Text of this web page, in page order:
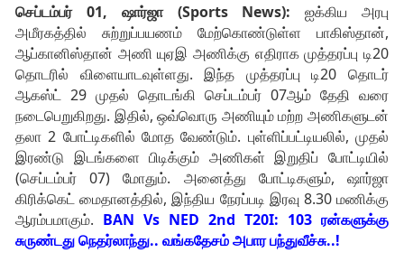
செப்டம்பர் 01, ஷார்ஜா (Sports News): ஐக்கிய அரபு
அமீரகத்தில் சுற்றுப்பயணம் மேற்கொண்டுள்ள பாகிஸ்தான்,
ஆப்கானிஸ்தான் அணி யுஏஇ அணிக்கு எதிராக முத்தரப்பு டி20
தொடரில் விளையாடவுள்ளது. இந்த முத்தரப்பு டி20 தொடர்
ஆகஸ்ட் 29 முதல் தொடங்கி செப்டம்பர் 07ஆம் தேதி வரை
நடைபெறுகிறது. இதில், ஒவ்வொரு அணியும் மற்ற அணிகளுடன்
தலா 2 போட்டிகளில் மோத வேண்டும். புள்ளிப்பட்டியலில், முதல்
இரண்டு இடங்களை பிடிக்கும் அணிகள் இறுதிப் போட்டியில்
(செப்டம்பர் 07) மோதும். அனைத்து போட்டிகளும், ஷார்ஜா
கிரிக்கெட் மைதானத்தில், இந்திய நேரப்படி இரவு 8.30 மணிக்கு
ஆரம்பமாகும். BAN Vs NED 2nd T20I: 103 ரன்களுக்கு
சுருண்டது நெதர்லாந்து.. வங்கதேசம் அபார பந்துவீச்சு..!